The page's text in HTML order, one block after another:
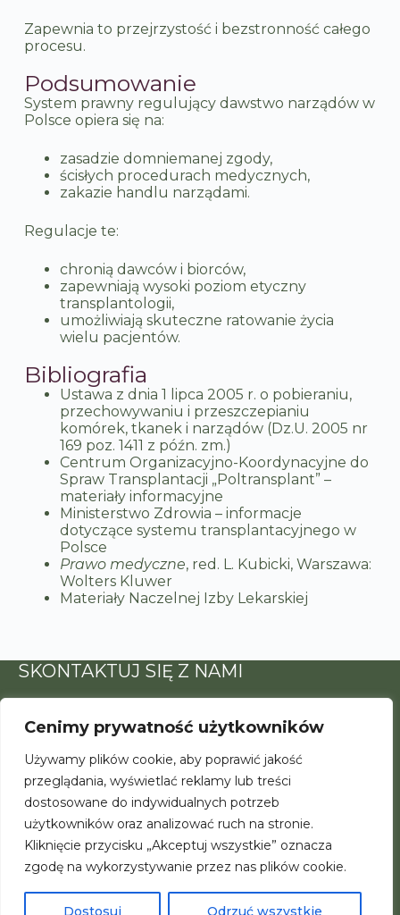
Cenimy prywatność użytkowników
Używamy plików cookie, aby poprawić jakość
przeglądania, wyświetlać reklamy lub treści
dostosowane do indywidualnych potrzeb
użytkowników oraz analizować ruch na stronie.
Kliknięcie przycisku „Akceptuj wszystkie” oznacza
zgodę na wykorzystywanie przez nas plików cookie.
Dostosuj Odrzuć wszystkie
Zapewnia to przejrzystość i bezstronność całego
procesu.
Podsumowanie
System prawny regulujący dawstwo narządów w
Polsce opiera się na:
zasadzie domniemanej zgody,
ścisłych procedurach medycznych,
zakazie handlu narządami.
Regulacje te:
chronią dawców i biorców,
zapewniają wysoki poziom etyczny
transplantologii,
umożliwiają skuteczne ratowanie życia
wielu pacjentów.
Bibliografia
Ustawa z dnia 1 lipca 2005 r. o pobieraniu,
przechowywaniu i przeszczepianiu
komórek, tkanek i narządów (Dz.U. 2005 nr
169 poz. 1411 z późn. zm.)
Centrum Organizacyjno-Koordynacyjne do
Spraw Transplantacji „Poltransplant” –
materiały informacyjne
Ministerstwo Zdrowia – informacje
dotyczące systemu transplantacyjnego w
Polsce
Prawo medyczne, red. L. Kubicki, Warszawa:
Wolters Kluwer
Materiały Naczelnej Izby Lekarskiej
SKONTAKTUJ SIĘ Z NAMI
kontakt@psod.pl
POLITYKA PRYWATNOŚCI
Polityka prywatności
Kontakt
Regulamin